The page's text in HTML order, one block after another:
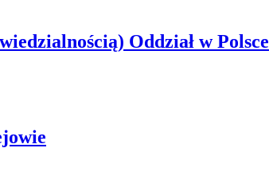
Oddział w Polsce